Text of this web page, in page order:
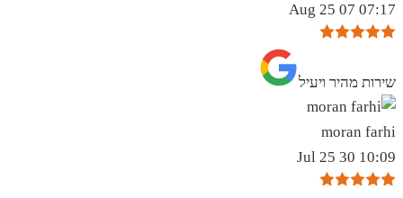
07:17 07 Aug 25
שירות מהיר ויעיל
moran farhi
10:09 30 Jul 25